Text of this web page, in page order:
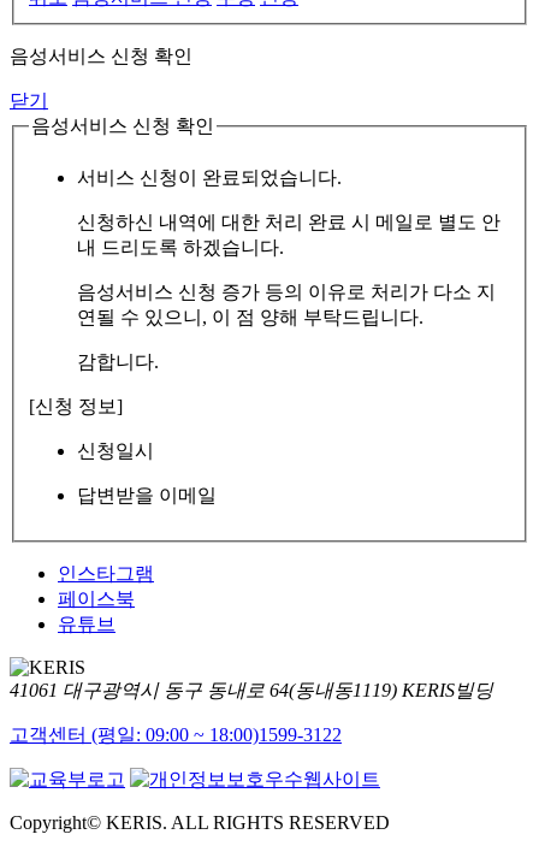
음성서비스 신청 확인
닫기
음성서비스 신청 확인
서비스 신청이 완료되었습니다.
신청하신 내역에 대한 처리 완료 시 메일로 별도 안
내 드리도록 하겠습니다.
음성서비스 신청 증가 등의 이유로 처리가 다소 지
연될 수 있으니, 이 점 양해 부탁드립니다.
감합니다.
[신청 정보]
신청일시
답변받을 이메일
인스타그램
페이스북
유튜브
41061 대구광역시 동구 동내로 64(동내동1119) KERIS빌딩
고객센터 (평일: 09:00 ~ 18:00)1599-3122
Copyright© KERIS. ALL RIGHTS RESERVED